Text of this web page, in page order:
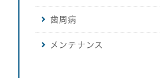
歯周病
メンテナンス